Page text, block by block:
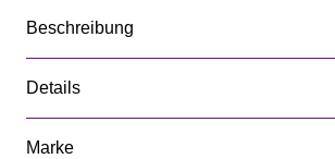
Beschreibung
Details
Marke